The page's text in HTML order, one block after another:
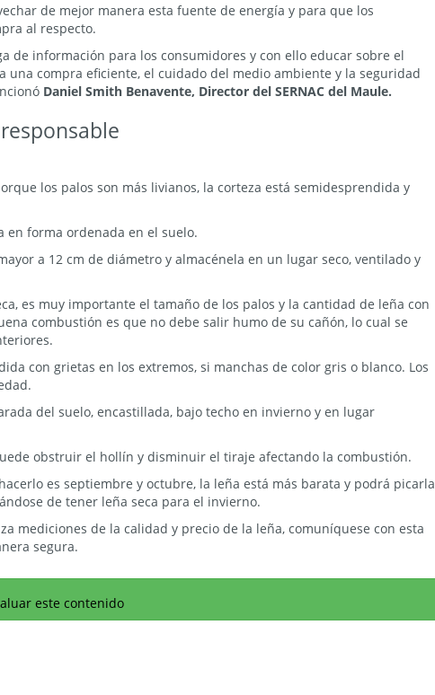
de mejor manera esta fuente de energía y para que los
al respecto.
de información para los consumidores y con ello educar sobre el
compra eficiente, el cuidado del medio ambiente y la seguridad
Daniel Smith Benavente, Director del SERNAC del Maule.
los palos son más livianos, la corteza está semidesprendida y
en forma ordenada en el suelo.
a 12 cm de diámetro y almacénela en un lugar seco, ventilado y
es muy importante el tamaño de los palos y la cantidad de leña con
combustión es que no debe salir humo de su cañón, lo cual se
con grietas en los extremos, si manchas de color gris o blanco. Los
del suelo, encastillada, bajo techo en invierno y en lugar
obstruir el hollín y disminuir el tiraje afectando la combustión.
es septiembre y octubre, la leña está más barata y podrá picarla
de tener leña seca para el invierno.
mediciones de la calidad y precio de la leña, comuníquese con esta
segura.
este contenido